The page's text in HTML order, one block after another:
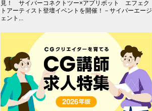
見！ サイバーコネクトツー×アプリボット エフェク
トアーティスト登壇イベントを開催！－サイバーエージ
ェント...